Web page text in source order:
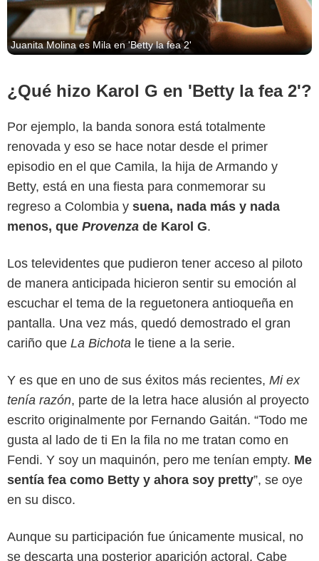
Juanita Molina es Mila en 'Betty la fea 2'
¿Qué hizo Karol G en 'Betty la fea 2'?
Por ejemplo, la banda sonora está totalmente
renovada y eso se hace notar desde el primer
episodio en el que Camila, la hija de Armando y
Betty, está en una fiesta para conmemorar su
regreso a Colombia y suena, nada más y nada
menos, que Provenza de Karol G.
Los televidentes que pudieron tener acceso al piloto
de manera anticipada hicieron sentir su emoción al
escuchar el tema de la reguetonera antioqueña en
pantalla. Una vez más, quedó demostrado el gran
cariño que La Bichota le tiene a la serie.
Y es que en uno de sus éxitos más recientes, Mi ex
tenía razón, parte de la letra hace alusión al proyecto
escrito originalmente por Fernando Gaitán. “Todo me
gusta al lado de ti En la fila no me tratan como en
Fendi. Y soy un maquinón, pero me tenían empty. Me
sentía fea como Betty y ahora soy pretty”, se oye
en su disco.
Aunque su participación fue únicamente musical, no
se descarta una posterior aparición actoral. Cabe
Netflix